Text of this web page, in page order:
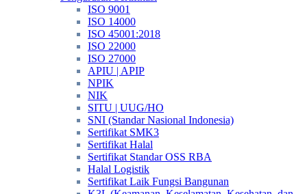
ISO 9001
ISO 14000
ISO 45001:2018
ISO 22000
ISO 27000
APIU | APIP
NPIK
NIK
SITU | UUG/HO
SNI (Standar Nasional Indonesia)
Sertifikat SMK3
Sertifikat Halal
Sertifikat Standar OSS RBA
Halal Logistik
Sertifikat Laik Fungsi Bangunan